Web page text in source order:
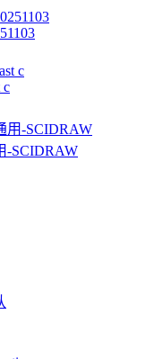
c
-SCIDRAW